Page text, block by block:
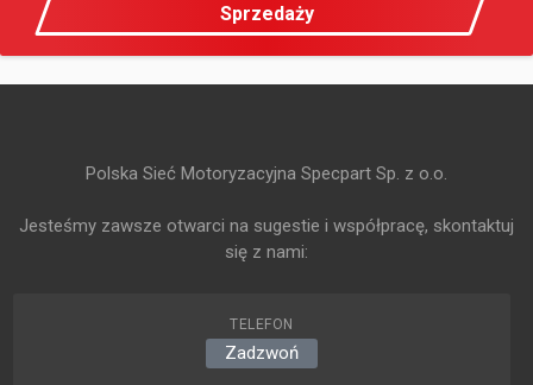
Sprzedaży
Polska Sieć Motoryzacyjna Specpart Sp. z o.o.
Jesteśmy zawsze otwarci na sugestie i współpracę, skontaktuj
się z nami:
TELEFON
Zadzwoń